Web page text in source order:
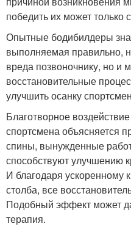
победить их может только
Опытные бодибилдеры
выполняемая правильно,
вреда позвоночнику, но и
восстановительные
улучшить осанку
Благотворное
спортсмена объясняется
спины, вынужденные
способствуют улучшению
И благодаря ускоренному
столба, все
Подобный эффект может
терапия.